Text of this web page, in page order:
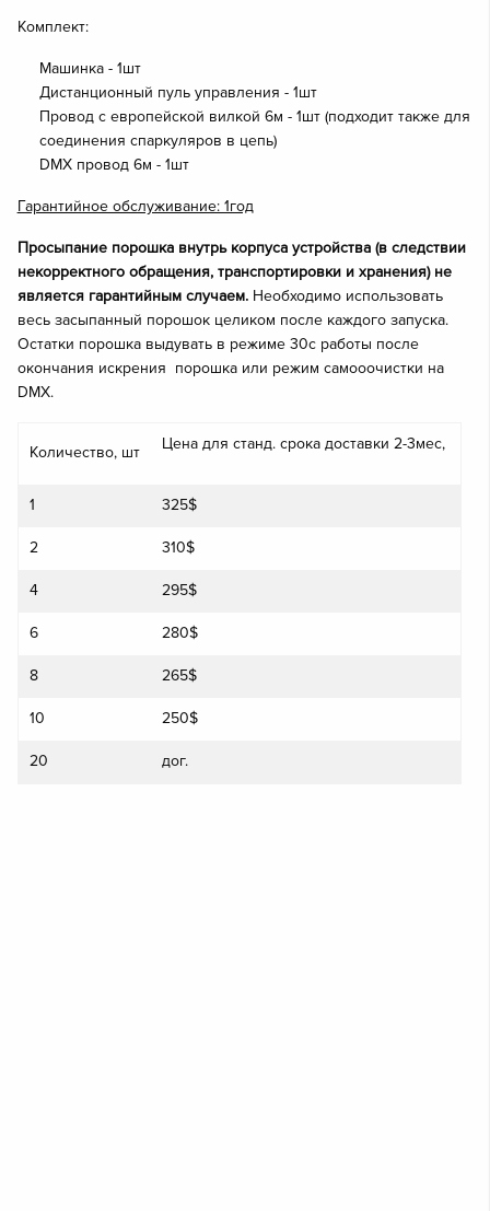
Комплект:
Машинка - 1шт
Дистанционный пуль управления - 1шт
Провод с европейской вилкой 6м - 1шт (подходит также для
соединения спаркуляров в цепь)
DMX провод 6м - 1шт
Гарантийное обслуживание: 1год
Просыпание порошка внутрь корпуса устройства (в следствии
некорректного обращения, транспортировки и хранения) не
является гарантийным случаем. Необходимо использовать
весь засыпанный порошок целиком после каждого запуска.
Остатки порошка выдувать в режиме 30с работы после
окончания искрения порошка или режим самооочистки на
DMX.
Количество, шт Цена для станд. срока доставки 2-3мес,
1 325$
2 310$
4 295$
6 280$
8 265$
10 250$
20 дог.